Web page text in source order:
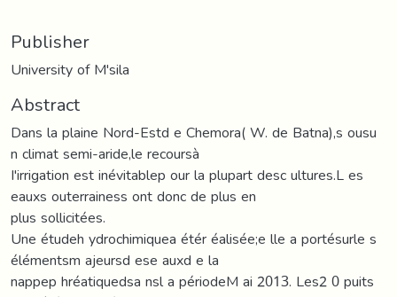
Publisher
University of M'sila
Abstract
Dans la plaine Nord-Estd e Chemora( W. de Batna),s ousu
n climat semi-aride,le recoursà
I'irrigation est inévitablep our la plupart desc ultures.L es
eauxs outerrainess ont donc de plus en
plus sollicitées.
Une étudeh ydrochimiquea étér éalisée;e lle a portésurle s
élémentsm ajeursd ese auxd e la
nappep hréatiquedsa nsl a périodeM ai 2013. Les2 0 puits